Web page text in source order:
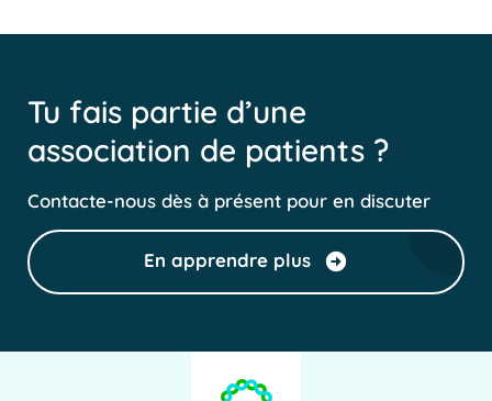
Tu fais partie d’une
association de patients ?
Contacte-nous dès à présent pour en discuter
En apprendre plus